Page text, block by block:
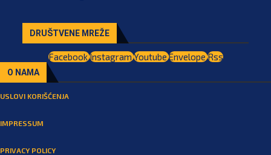
DRUŠTVENE MREŽE
FacebookInstagramYoutubeEnvelopeRss
O NAMA
USLOVI KORIŠĆENJA
IMPRESSUM
PRIVACY POLICY